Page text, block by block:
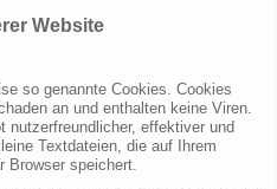
Website
so genannte Cookies. Cookies
an und enthalten keine Viren.
nutzerfreundlicher, effektiver und
Textdateien, die auf Ihrem
Browser speichert.